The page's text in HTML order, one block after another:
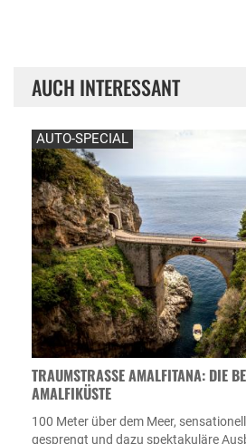
AUCH INTERESSANT
AUTO-SPECIAL
TRAUMSTRASSE AMALFITANA: DIE
MALFIKÜSTE
100 Meter über dem Meer,
gesprengt und dazu spektakuläre